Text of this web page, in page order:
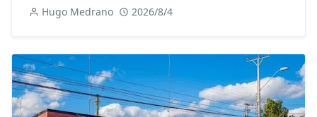
Hugo Medrano 2026/8/4